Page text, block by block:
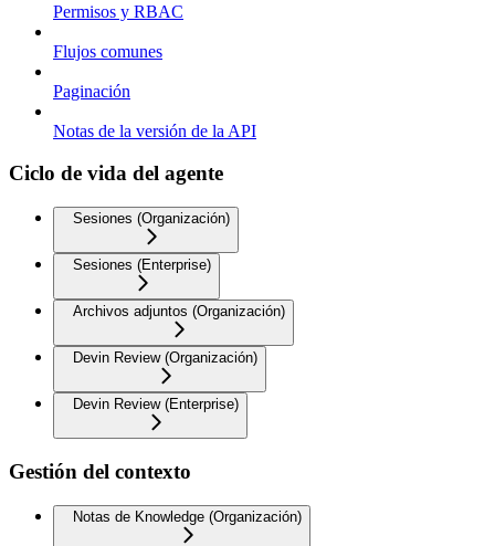
Permisos y RBAC
Flujos comunes
Paginación
Notas de la versión de la API
Ciclo de vida del agente
Sesiones (Organización)
Sesiones (Enterprise)
Archivos adjuntos (Organización)
Devin Review (Organización)
Devin Review (Enterprise)
Gestión del contexto
Notas de Knowledge (Organización)